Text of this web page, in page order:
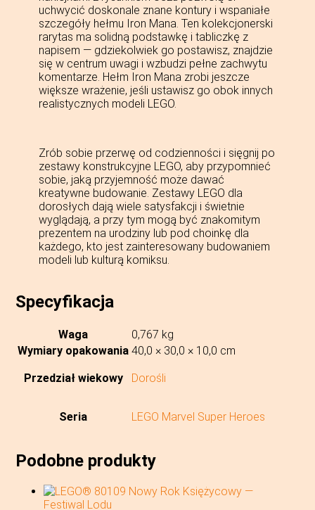
uchwycić doskonale znane kontury i wspaniałe
szczegóły hełmu Iron Mana. Ten kolekcjonerski
rarytas ma solidną podstawkę i tabliczkę z
napisem — gdziekolwiek go postawisz, znajdzie
się w centrum uwagi i wzbudzi pełne zachwytu
komentarze. Hełm Iron Mana zrobi jeszcze
większe wrażenie, jeśli ustawisz go obok innych
realistycznych modeli LEGO.
Zrób sobie przerwę od codzienności i sięgnij po
zestawy konstrukcyjne LEGO, aby przypomnieć
sobie, jaką przyjemność może dawać
kreatywne budowanie. Zestawy LEGO dla
dorosłych dają wiele satysfakcji i świetnie
wyglądają, a przy tym mogą być znakomitym
prezentem na urodziny lub pod choinkę dla
każdego, kto jest zainteresowany budowaniem
modeli lub kulturą komiksu.
Specyfikacja
Waga
0,767 kg
Wymiary opakowania 40,0 × 30,0 × 10,0 cm
Przedział wiekowy Dorośli
Seria LEGO Marvel Super Heroes
Podobne produkty